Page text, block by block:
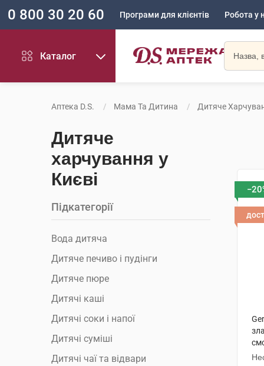
0 800 30 20 60 Програми для клієнтів Робота у
Каталог
Аптека D.S. Мама Та Дитина Дитяче
Дитяче
харчування у
Києві
Підкатегорії
Вода дитяча
Дитяче печиво і пудінги
Дитяче пюре
Дитячі каші
Дитячі соки і напої
Дитячі суміші
Дитячі чаї та відвари